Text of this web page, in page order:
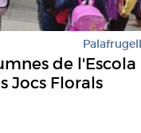
Palafrugell
de l'Escola
Jocs Florals